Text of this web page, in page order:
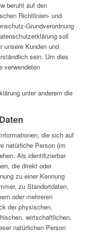
beruht auf den
Richtlinien- und
Grundverordnung
soll
unsere Kunden und
sein. Um dies
verwendeten
unter anderem die
die sich auf
natürliche Person (im
Als identifizierbar
die direkt oder
zu einer Kennung
zu Standortdaten,
oder mehreren
der physischen,
wirtschaftlichen,
natürlichen Person